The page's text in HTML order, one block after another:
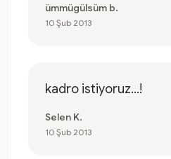
ümmügülsüm b.
10 Şub 2013
kadro istiyoruz...!
Selen K.
10 Şub 2013